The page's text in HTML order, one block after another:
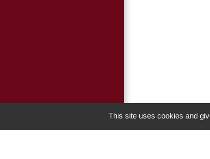
This site uses cookies and